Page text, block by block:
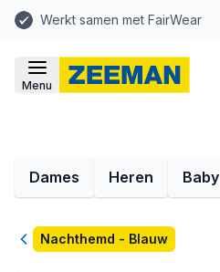
Werkt samen met FairWear
Menu
Dames Heren Baby
TerugNachthemd - Blauw